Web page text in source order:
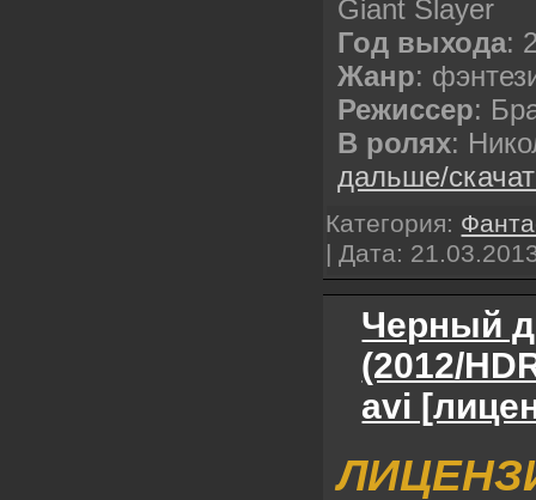
Giant Slayer
Год выхода:
Жанр:
Режиссер:
В ролях:
дальше/
Категория:
| Дата:
Черный
(2012/
avi